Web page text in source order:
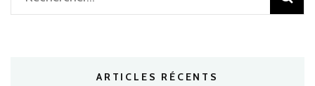
ARTICLES RÉCENTS